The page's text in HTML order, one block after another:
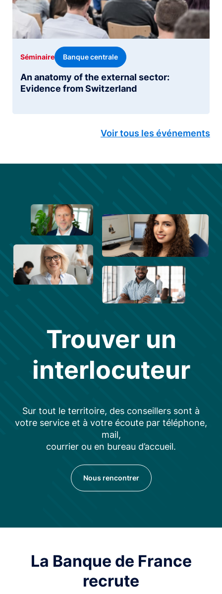
An anatomy of the external sector:
Evidence from Switzerland
Séminaire Banque centrale
Voir tous les événements
Trouver un
interlocuteur
Sur tout le territoire, des conseillers sont à
votre service et à votre écoute par téléphone,
mail,
courrier ou en bureau d’accueil.
Nous rencontrer
La Banque de France
recrute